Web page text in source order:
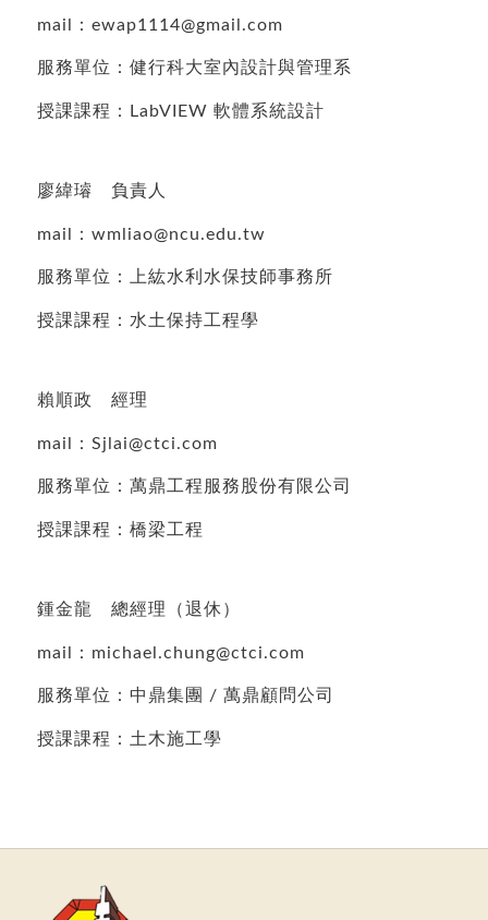
mail：ewap1114@gmail.com
服務單位：健行科大室內設計與管理系
授課課程：LabVIEW 軟體系統設計
廖緯璿 負責人
mail：wmliao@ncu.edu.tw
服務單位：上紘水利水保技師事務所
授課課程：水土保持工程學
賴順政 經理
mail：Sjlai@ctci.com
服務單位：萬鼎工程服務股份有限公司
授課課程：橋梁工程
鍾金龍 總經理（退休）
mail：michael.chung@ctci.com
服務單位：中鼎集團 / 萬鼎顧問公司
授課課程：土木施工學